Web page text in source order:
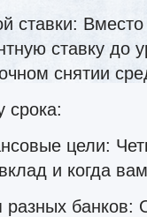
ставки:
ставку до
снятии
срока:
цели:
и когда
разных банков: